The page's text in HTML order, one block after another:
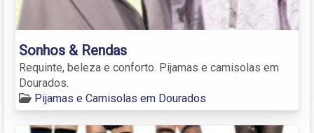
Sonhos & Rendas
Requinte, beleza e conforto. Pijamas e camisolas em
Dourados.
Pijamas e Camisolas em Dourados